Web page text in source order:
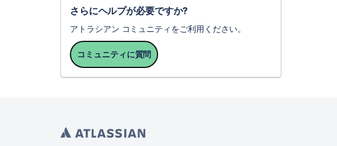
さらにヘルプが必要ですか?
アトラシアン コミュニティをご利用ください。
コミュニティに質問